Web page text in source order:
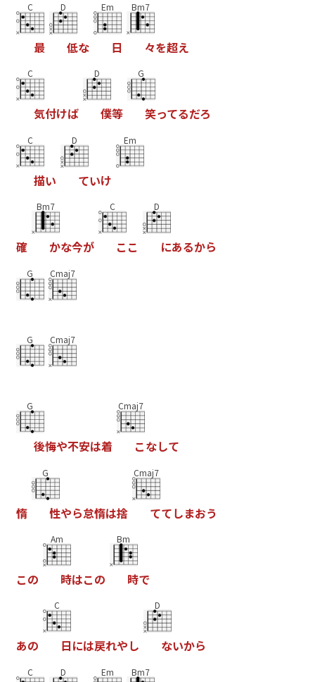
C
最
D
低な
Em
日
Bm7
々を超え
C
気付けば
D
僕等
G
笑ってるだろ
C
描い
D
ていけ
Em
確
Bm7
かな今が
C
こ こ
D
にあるから
G Cmaj7
G Cmaj7
G
後悔や不安は着
Cmaj7
こなして
惰
G
性やら怠惰は捨
Cmaj7
ててしまおう
この
Am
時はこの
Bm
時で
あの
C
日には戻れやし
D
ないから
C D Em Bm7